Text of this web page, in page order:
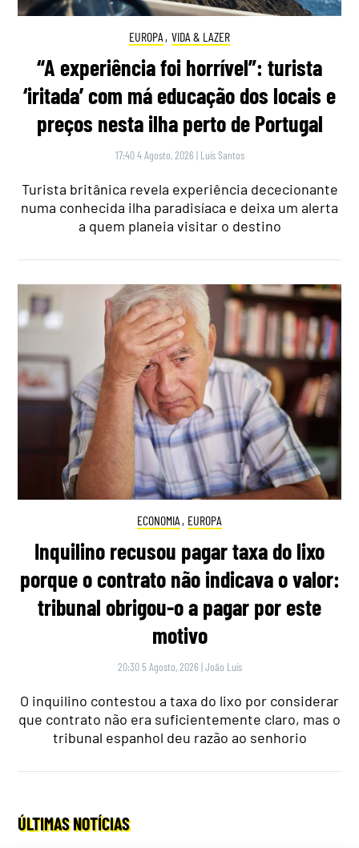
EUROPA , VIDA & LAZER
“A experiência foi horrível”: turista
‘iritada’ com má educação dos locais e
preços nesta ilha perto de Portugal
17:40 4 Agosto, 2026 | Luís Santos
Turista britânica revela experiência dececionante
numa conhecida ilha paradisíaca e deixa um alerta
a quem planeia visitar o destino
ECONOMIA , EUROPA
Inquilino recusou pagar taxa do lixo
porque o contrato não indicava o valor:
tribunal obrigou-o a pagar por este
motivo
20:30 5 Agosto, 2026 |João Luís
O inquilino contestou a taxa do lixo por considerar
que contrato não era suficientemente claro, mas o
tribunal espanhol deu razão ao senhorio
ÚLTIMAS NOTÍCIAS